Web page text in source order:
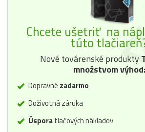
Chcete ušetriť na
túto
Nové továrenské produkty
množstvom výhod:
Dopravné zadarmo
Doživotná záruka
Úsporatlačových nákladov